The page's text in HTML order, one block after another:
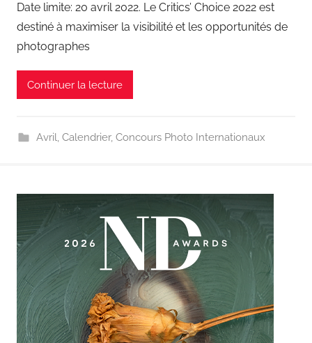
Date limite: 20 avril 2022. Le Critics’ Choice 2022 est
destiné à maximiser la visibilité et les opportunités de
photographes
Continuer la lecture
Avril, Calendrier, Concours Photo Internationaux